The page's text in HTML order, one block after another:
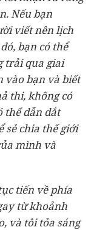
Nếu bạn
viết nên lịch
bạn có thể
trải qua giai
vào bạn và biết
thi, không có
thể dẫn dắt
sẻ chia thế giới
mình và
tiến về phía
từ khoảnh
và tôi tỏa sáng